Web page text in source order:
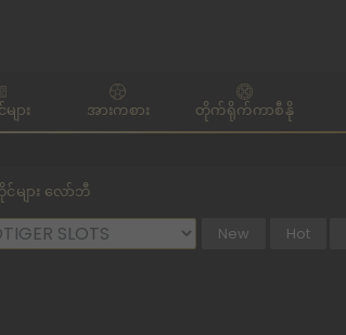
ျား အားကစား တိုက်ရိုက်ကာစီနို
များ လော်ဘီ
New Hot